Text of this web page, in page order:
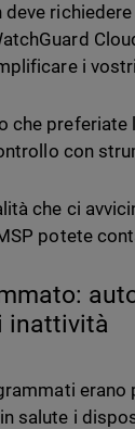
deve
i
che
con
che ci
potete
inattività
salute i